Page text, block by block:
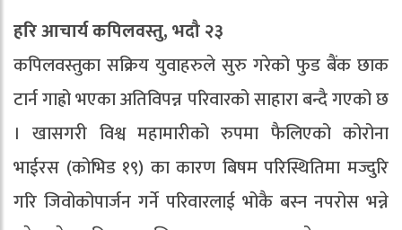
हरि आचार्य कपिलवस्तु, भदौ २३
कपिलवस्तुका सक्रिय युवाहरुले सुरु गरेको फुड बैंक छाक
टार्न गाह्रो भएका अतिविपन्न परिवारको साहारा बन्दै गएको छ
। खासगरी विश्व महामारीको रुपमा फैलिएको कोरोना
भाईरस (कोभिड १९) का कारण बिषम परिस्थितिमा मज्दुरि
गरि जिवोकोपार्जन गर्ने परिवारलाई भोकै बस्न नपरोस भन्ने